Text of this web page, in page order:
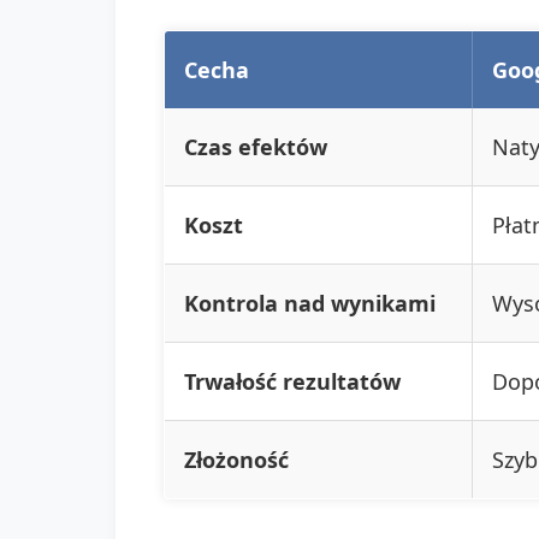
Cecha
Czas efektów
Koszt
Kontrola nad wynikami
Trwałość rezultatów
Złożoność